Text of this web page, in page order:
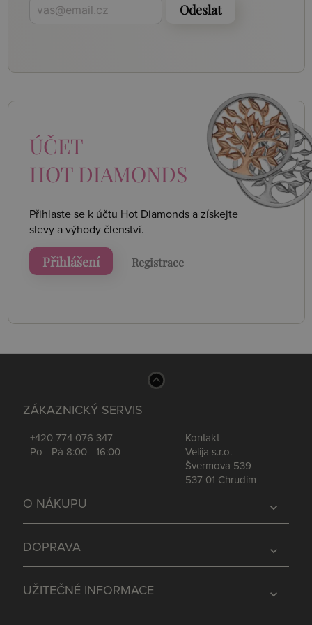
Odeslat
ÚČET
HOT DIAMONDS
Přihlaste se k účtu Hot Diamonds a získejte
slevy a výhody členství.
Přihlášení Registrace
ZÁKAZNICKÝ SERVIS
+420 774 076 347
Po - Pá 8:00 - 16:00
Kontakt
Velija s.r.o.
Švermova 539
537 01 Chrudim
expand_more
O NÁKUPU
expand_more
DOPRAVA
expand_more
UŽITEČNÉ INFORMACE